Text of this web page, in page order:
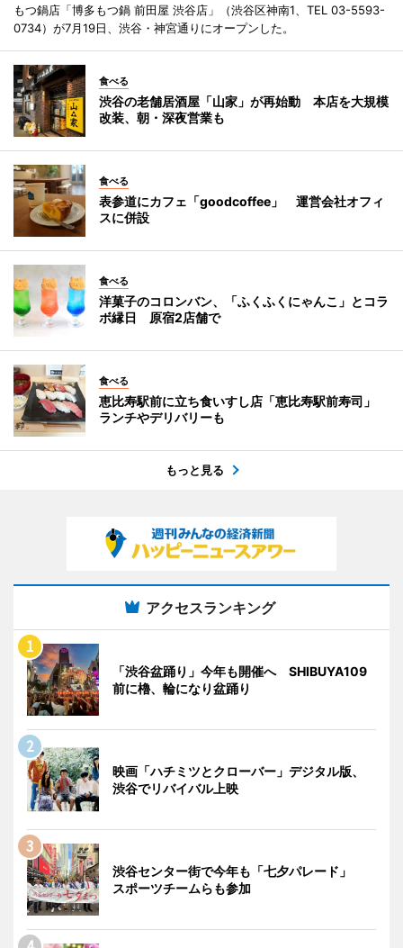
もつ鍋店「博多もつ鍋 前田屋 渋谷店」（渋谷区神南1、TEL 03-5593-
0734）が7月19日、渋谷・神宮通りにオープンした。
食べる
渋谷の老舗居酒屋「山家」が再始動 本店を大規模
改装、朝・深夜営業も
食べる
表参道にカフェ「goodcoffee」 運営会社オフィ
スに併設
食べる
洋菓子のコロンバン、「ふくふくにゃんこ」とコラ
ボ縁日 原宿2店舗で
食べる
恵比寿駅前に立ち食いすし店「恵比寿駅前寿司」
ランチやデリバリーも
もっと見る
アクセスランキング
「渋谷盆踊り」今年も開催へ SHIBUYA109
前に櫓、輪になり盆踊り
映画「ハチミツとクローバー」デジタル版、
渋谷でリバイバル上映
渋谷センター街で今年も「七夕パレード」
スポーツチームらも参加